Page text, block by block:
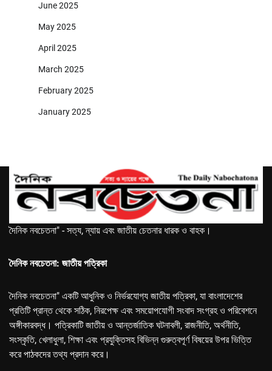
June 2025
May 2025
April 2025
March 2025
February 2025
January 2025
দৈনিক নবচেতনা" - সত্য, ন্যায় এবং জাতীয় চেতনার ধারক ও বাহক।
দৈনিক নবচেতনা: জাতীয় পত্রিকা
দৈনিক নবচেতনা" একটি আধুনিক ও নির্ভরযোগ্য জাতীয় পত্রিকা, যা বাংলাদেশের
প্রতিটি প্রান্ত থেকে সঠিক, নিরপেক্ষ এবং সময়োপযোগী সংবাদ সংগ্রহ ও পরিবেশনে
অঙ্গীকারবদ্ধ। পত্রিকাটি জাতীয় ও আন্তর্জাতিক ঘটনাবলী, রাজনীতি, অর্থনীতি,
সংস্কৃতি, খেলাধুলা, শিক্ষা এবং প্রযুক্তিসহ বিভিন্ন গুরুত্বপূর্ণ বিষয়ের উপর ভিত্তি
করে পাঠকদের তথ্য প্রদান করে।